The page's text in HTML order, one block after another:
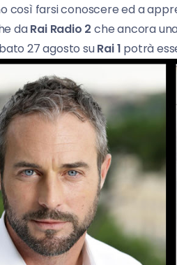
farsi conoscere ed a
daRai Radio 2 che ancora
27 agosto suRai 1 potrà